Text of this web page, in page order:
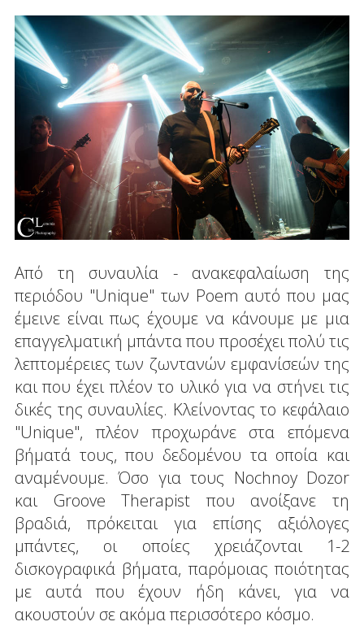
Από τη συναυλία - ανακεφαλαίωση της
περιόδου "Unique" των Poem αυτό που μας
έμεινε είναι πως έχουμε να κάνουμε με μια
επαγγελματική μπάντα που προσέχει πολύ τις
λεπτομέρειες των ζωντανών εμφανίσεών της
και που έχει πλέον το υλικό για να στήνει τις
δικές της συναυλίες. Κλείνοντας το κεφάλαιο
"Unique", πλέον προχωράνε στα επόμενα
βήματά τους, που δεδομένου τα οποία και
αναμένουμε. Όσο για τους Nochnoy Dozor
και Groove Therapist που ανοίξανε τη
βραδιά, πρόκειται για επίσης αξιόλογες
μπάντες, οι οποίες χρειάζονται 1-2
δισκογραφικά βήματα, παρόμοιας ποιότητας
με αυτά που έχουν ήδη κάνει, για να
ακουστούν σε ακόμα περισσότερο κόσμο.